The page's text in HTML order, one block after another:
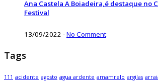
Ana Castela A Boiadeira,é destaque no
Festival
13/09/2022 -No Comment
Tags
111 acidente agosto agua ardente amamrelo argilas